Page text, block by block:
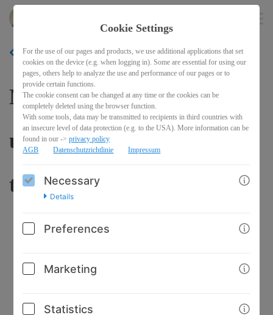
BACK
Nutrition Basics - gesund
und ausgewogen essen und
trinken
Cookie Settings
For the use of our pages and products, we use additional applications that set
cookies on the device (e.g. when logging in). Some are essential for using our
pages, others help to analyze the use and performance of our pages or to
provide certain functions.
The cookie consent can be changed at any time or the cookies can be
completely deleted using the browser function.
With some tools, data may be transmitted to recipients in third countries with
an insecure level of data protection (e.g. to the USA). More information can be
found in our ->privacy policy
AGB
Datenschutzrichtlinie Impressum
Necessary
Details
Preferences
Marketing
Statistics